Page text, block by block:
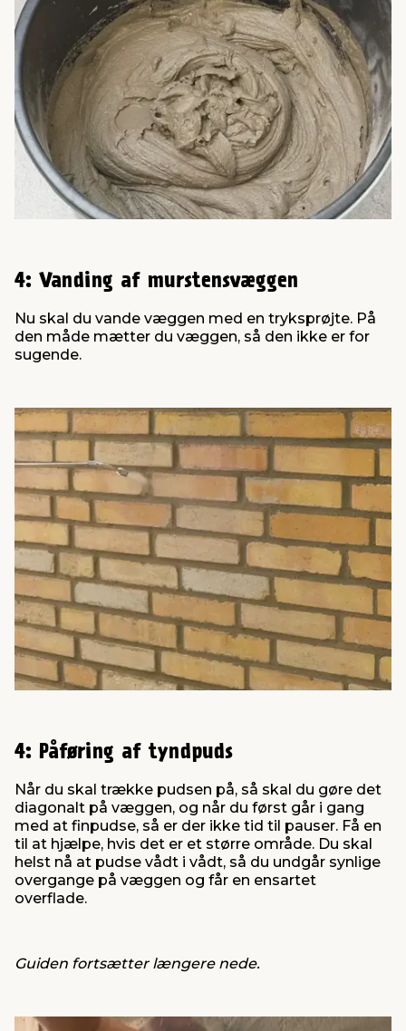
4: Vanding af murstensvæggen
Nu skal du vande væggen med en tryksprøjte. På
den måde mætter du væggen, så den ikke er for
sugende.
4: Påføring af tyndpuds
Når du skal trække pudsen på, så skal du gøre det
diagonalt på væggen, og når du først går i gang
med at finpudse, så er der ikke tid til pauser. Få en
til at hjælpe, hvis det er et større område. Du skal
helst nå at pudse vådt i vådt, så du undgår synlige
overgange på væggen og får en ensartet
overflade.
Guiden fortsætter længere nede.